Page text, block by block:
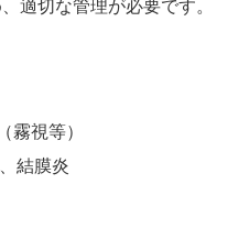
適切な管理が必要です。
霧視等）
結膜炎